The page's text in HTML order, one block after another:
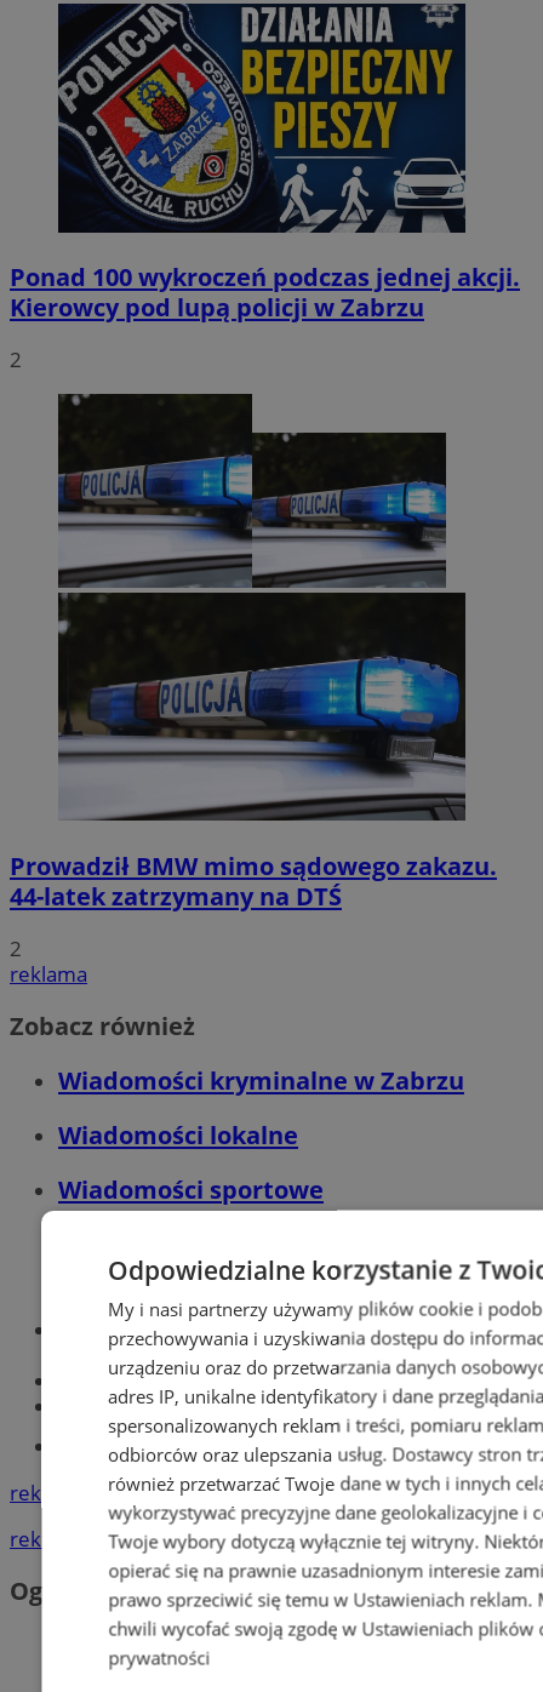
Ponad 100 wykroczeń podczas jednej akcji.
Kierowcy pod lupą policji w Zabrzu
2
Prowadził BMW mimo sądowego zakazu.
44-latek zatrzymany na DTŚ
2
reklama
Zobacz również
Wiadomości kryminalne w Zabrzu
Wiadomości lokalne
Wiadomości sportowe
Optyk, okulista
Zabrze
Największy sklep z częściami online!
Książeczka sanepidowska
Tworzenie stron www -Zabrze
reklama
reklama
Ogłoszenia
Odpowiedzialne korzystanie z
My i nasi partnerzy używamy plików cookie i
przechowywania i uzyskiwania dostępu do
urządzeniu oraz do przetwarzania danych
adres IP, unikalne identyfikatory i dane
spersonalizowanych reklam i treści, pomiaru
odbiorców oraz ulepszania usług. Dostawcy stron
również przetwarzać Twoje dane w tych i innych
wykorzystywać precyzyjne dane geolokalizacyjne i
Twoje wybory dotyczą wyłącznie tej witryny.
opierać się na prawnie uzasadnionym interesie
prawo sprzeciwić się temu w Ustawieniach reklam.
chwili wycofać swoją zgodę w Ustawieniach plików
prywatności